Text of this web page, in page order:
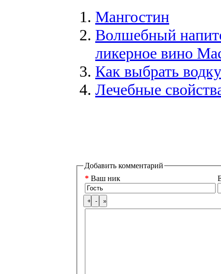
Мангостин
Волшебный
ликерное вино
Как выбрать
Лечебные
Добавить комментарий
* Ваш ник